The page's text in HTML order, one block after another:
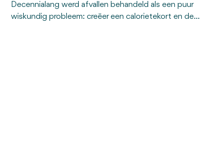
Decennialang werd afvallen behandeld als een puur
wiskundig probleem: creëer een calorietekort en de